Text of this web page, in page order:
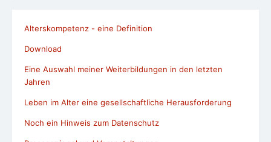
Alterskompetenz - eine Definition
Download
Eine Auswahl meiner Weiterbildungen in den letzten
Jahren
Leben im Alter eine gesellschaftliche Herausforderung
Noch ein Hinweis zum Datenschutz